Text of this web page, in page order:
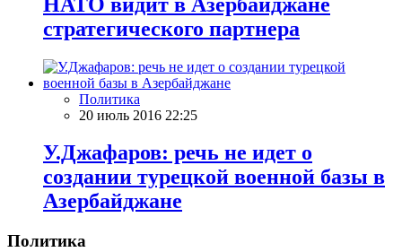
стратегического партнера
Политика
20 июль 2016 22:25
У.Джафаров: речь не идет о
создании турецкой военной базы в
Азербайджане
Политика